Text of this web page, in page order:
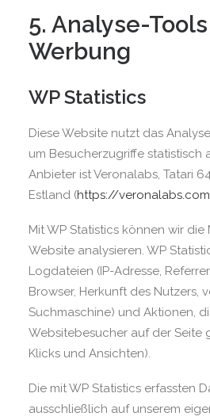
5. Analyse-
Werbung
WP Statistics
Diese Website nutzt das
um Besucherzugriffe statistisch
Anbieter ist Veronalabs, Tatari
Estland (https://veronalabs.com
Mit WP Statistics können wir
Website analysieren. WP
Logdateien (IP-Adresse,
Browser, Herkunft des Nutzers,
Suchmaschine) und Aktionen,
Websitebesucher auf der Seite
Klicks und Ansichten).
Die mit WP Statistics erfassten
ausschließlich auf unserem